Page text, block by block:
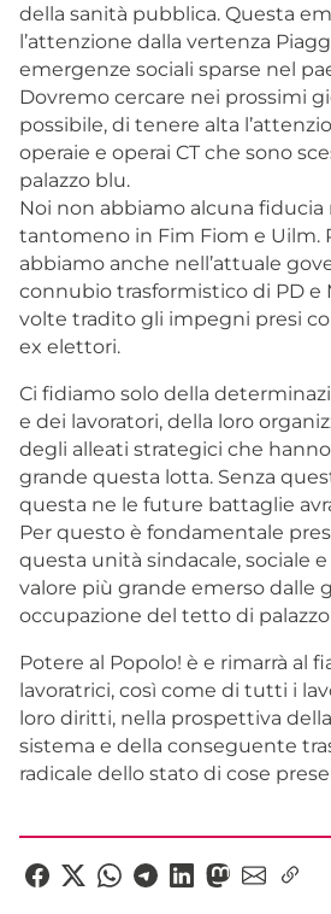
della sanità pubblica. Questa
l’attenzione dalla vertenza
emergenze sociali sparse nel
Dovremo cercare nei prossimi
possibile, di tenere alta
operaie e operai CT che sono
palazzo blu.
Noi non abbiamo alcuna fiducia
tantomeno in Fim Fiom e Uilm.
abbiamo anche nell’attuale
connubio trasformistico di PD e
volte tradito gli impegni presi
ex elettori.
Ci fidiamo solo della
e dei lavoratori, della loro
degli alleati strategici che
grande questa lotta. Senza
questa ne le future battaglie
Per questo è fondamentale
questa unità sindacale, sociale
valore più grande emerso dalle
occupazione del tetto di
Potere al Popolo! è e rimarrà al
lavoratrici, così come di tutti i
loro diritti, nella prospettiva
sistema e della conseguente
radicale dello stato di cose